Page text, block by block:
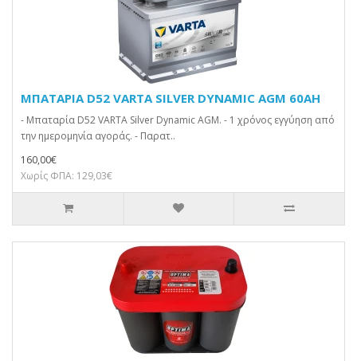
ΜΠΑΤΑΡΙΑ D52 VARTA SILVER DYNAMIC AGM 60AH
- Μπαταρία D52 VARTA Silver Dynamic AGM. - 1 χρόνος εγγύηση από
την ημερομηνία αγοράς. - Παρατ..
160,00€
Χωρίς ΦΠΑ: 129,03€